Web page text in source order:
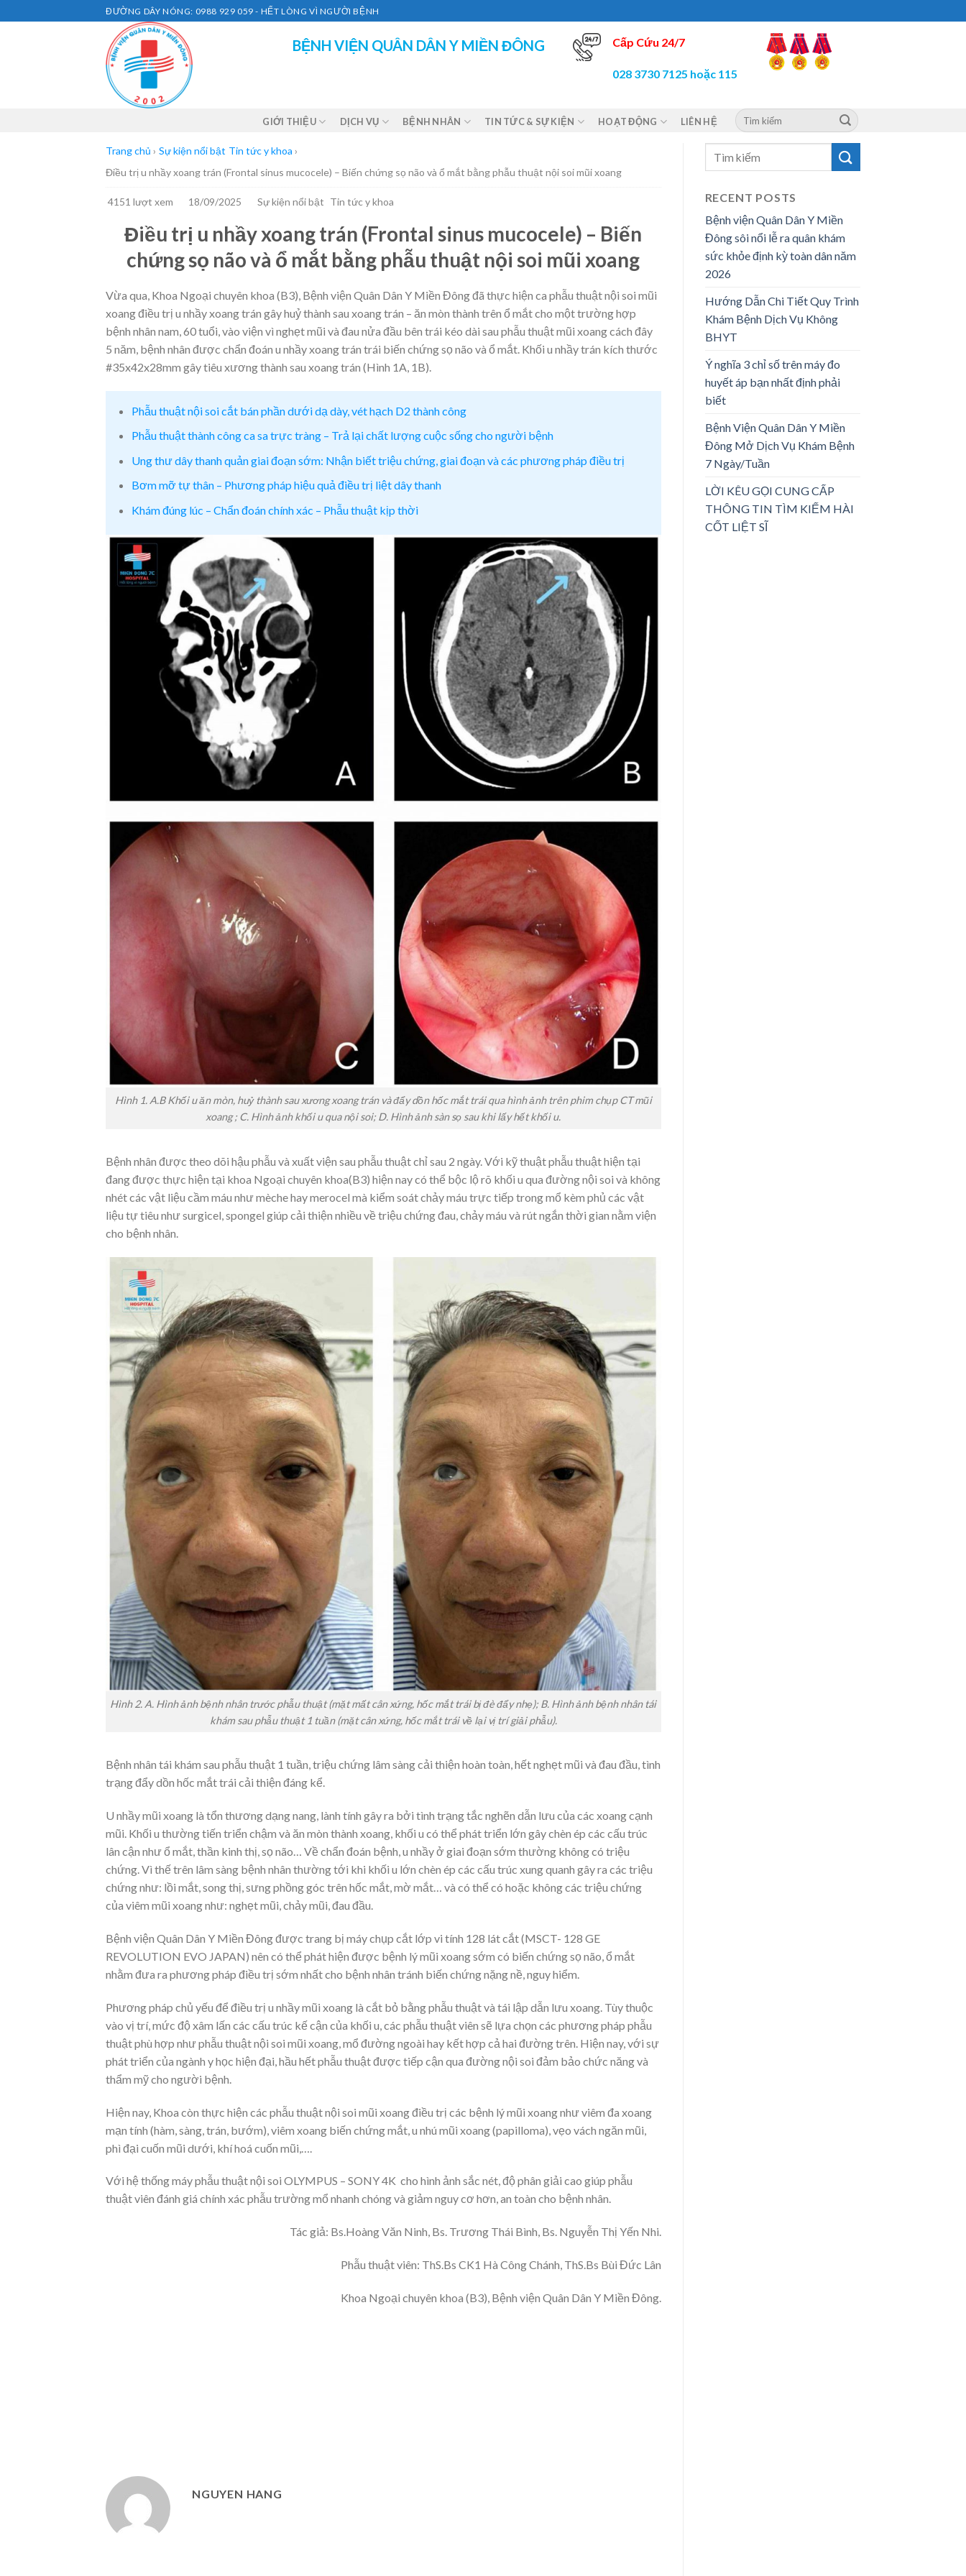
to
ĐƯỜNG DÂY NÓNG: 0988 929 059 - HẾT LÒNG VÌ NGƯỜI BỆNH
BỆNH VIỆN QUÂN DÂN Y MIỀN ĐÔNG Cấp Cứu 24/7
028 3730 7125 hoặc 115
GIỚI THIỆU DỊCH VỤ BỆNH NHÂN TIN TỨC & SỰ KIỆN HOẠT ĐỘNG LIÊN HỆ
Trang chủ › Sự kiện nổi bật Tin tức y khoa ›
Điều trị u nhầy xoang trán (Frontal sinus mucocele) – Biến chứng sọ não và ổ mắt bằng phẫu thuật nội soi mũi xoang
4151 lượt xem 18/09/2025 Sự kiện nổi bật Tin tức y khoa
Điều trị u nhầy xoang trán (Frontal sinus mucocele) – Biến
chứng sọ não và ổ mắt bằng phẫu thuật nội soi mũi xoang
Vừa qua, Khoa Ngoại chuyên khoa (B3), Bệnh viện Quân Dân Y Miền Đông đã thực hiện ca phẫu thuật nội soi mũi
xoang điều trị u nhầy xoang trán gây huỷ thành sau xoang trán – ăn mòn thành trên ổ mắt cho một trường hợp
bệnh nhân nam, 60 tuổi, vào viện vì nghẹt mũi và đau nửa đầu bên trái kéo dài sau phẫu thuật mũi xoang cách đây
5 năm, bệnh nhân được chẩn đoán u nhầy xoang trán trái biến chứng sọ não và ổ mắt. Khối u nhầy trán kích thước
#35x42x28mm gây tiêu xương thành sau xoang trán (Hình 1A, 1B).
Phẫu thuật nội soi cắt bán phần dưới dạ dày, vét hạch D2 thành công
Phẫu thuật thành công ca sa trực tràng – Trả lại chất lượng cuộc sống cho người bệnh
Ung thư dây thanh quản giai đoạn sớm: Nhận biết triệu chứng, giai đoạn và các phương pháp điều trị
Bơm mỡ tự thân – Phương pháp hiệu quả điều trị liệt dây thanh
Khám đúng lúc – Chẩn đoán chính xác – Phẫu thuật kịp thời
Hình 1. A.B Khối u ăn mòn, huỷ thành sau xương xoang trán và đẩy dồn hốc mắt trái qua hình ảnh trên phim chụp CT mũi
xoang ; C. Hình ảnh khối u qua nội soi; D. Hình ảnh sàn sọ sau khi lấy hết khối u.
Bệnh nhân được theo dõi hậu phẫu và xuất viện sau phẫu thuật chỉ sau 2 ngày. Với kỹ thuật phẫu thuật hiện tại
đang được thực hiện tại khoa Ngoại chuyên khoa(B3) hiện nay có thể bộc lộ rõ khối u qua đường nội soi và không
nhét các vật liệu cầm máu như mèche hay merocel mà kiểm soát chảy máu trực tiếp trong mổ kèm phủ các vật
liệu tự tiêu như surgicel, spongel giúp cải thiện nhiều về triệu chứng đau, chảy máu và rút ngắn thời gian nằm viện
cho bệnh nhân.
Hình 2. A. Hình ảnh bệnh nhân trước phẫu thuật (mặt mất cân xứng, hốc mắt trái bị đè đẩy nhẹ); B. Hình ảnh bệnh nhân tái
khám sau phẫu thuật 1 tuần (mặt cân xứng, hốc mắt trái về lại vị trí giải phẫu).
Bệnh nhân tái khám sau phẫu thuật 1 tuần, triệu chứng lâm sàng cải thiện hoàn toàn, hết nghẹt mũi và đau đầu, tình
trạng đẩy dồn hốc mắt trái cải thiện đáng kể.
U nhầy mũi xoang là tổn thương dạng nang, lành tính gây ra bởi tình trạng tắc nghẽn dẫn lưu của các xoang cạnh
mũi. Khối u thường tiến triển chậm và ăn mòn thành xoang, khối u có thể phát triển lớn gây chèn ép các cấu trúc
lân cận như ổ mắt, thần kinh thị, sọ não… Về chẩn đoán bệnh, u nhầy ở giai đoạn sớm thường không có triệu
chứng. Vì thế trên lâm sàng bệnh nhân thường tới khi khối u lớn chèn ép các cấu trúc xung quanh gây ra các triệu
chứng như: lồi mắt, song thị, sưng phồng góc trên hốc mắt, mờ mắt… và có thể có hoặc không các triệu chứng
của viêm mũi xoang như: nghẹt mũi, chảy mũi, đau đầu.
Bệnh viện Quân Dân Y Miền Đông được trang bị máy chụp cắt lớp vi tính 128 lát cắt (MSCT- 128 GE
REVOLUTION EVO JAPAN) nên có thể phát hiện được bệnh lý mũi xoang sớm có biến chứng sọ não, ổ mắt
nhằm đưa ra phương pháp điều trị sớm nhất cho bệnh nhân tránh biến chứng nặng nề, nguy hiểm.
Phương pháp chủ yếu để điều trị u nhầy mũi xoang là cắt bỏ bằng phẫu thuật và tái lập dẫn lưu xoang. Tùy thuộc
vào vị trí, mức độ xâm lấn các cấu trúc kế cận của khối u, các phẫu thuật viên sẽ lựa chọn các phương pháp phẫu
thuật phù hợp như phẫu thuật nội soi mũi xoang, mổ đường ngoài hay kết hợp cả hai đường trên. Hiện nay, với sự
phát triển của ngành y học hiện đại, hầu hết phẫu thuật được tiếp cận qua đường nội soi đảm bảo chức năng và
thẩm mỹ cho người bệnh.
Hiện nay, Khoa còn thực hiện các phẫu thuật nội soi mũi xoang điều trị các bệnh lý mũi xoang như viêm đa xoang
mạn tính (hàm, sàng, trán, bướm), viêm xoang biến chứng mắt, u nhú mũi xoang (papilloma), vẹo vách ngăn mũi,
phì đại cuốn mũi dưới, khí hoá cuốn mũi,….
Với hệ thống máy phẫu thuật nội soi OLYMPUS – SONY 4K cho hình ảnh sắc nét, độ phân giải cao giúp phẫu
thuật viên đánh giá chính xác phẫu trường mổ nhanh chóng và giảm nguy cơ hơn, an toàn cho bệnh nhân.
Tác giả: Bs.Hoàng Văn Ninh, Bs. Trương Thái Bình, Bs. Nguyễn Thị Yến Nhi.
Phẫu thuật viên: ThS.Bs CK1 Hà Công Chánh, ThS.Bs Bùi Đức Lân
Khoa Ngoại chuyên khoa (B3), Bệnh viện Quân Dân Y Miền Đông.
NGUYEN HANG
RECENT POSTS
Bệnh viện Quân Dân Y Miền
Đông sôi nổi lễ ra quân khám
sức khỏe định kỳ toàn dân năm
2026
Hướng Dẫn Chi Tiết Quy Trình
Khám Bệnh Dịch Vụ Không
BHYT
Ý nghĩa 3 chỉ số trên máy đo
huyết áp bạn nhất định phải
biết
Bệnh Viện Quân Dân Y Miền
Đông Mở Dịch Vụ Khám Bệnh
7 Ngày/Tuần
LỜI KÊU GỌI CUNG CẤP
THÔNG TIN TÌM KIẾM HÀI
CỐT LIỆT SĨ